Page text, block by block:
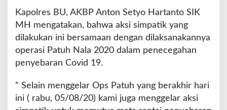
i
K
e
M
s
a
r
Kapolres BU, AKBP Anton Setyo Hartanto SIK
MH mengatakan, bahwa aksi simpatik yang
dilakukan ini bersamaan dengan dilaksanakannya
operasi Patuh Nala 2020 dalam penecegahan
penyebaran Covid 19.
” Selain menggelar Ops Patuh yang berakhir hari
ini ( rabu, 05/08/20) kami juga menggelar aksi